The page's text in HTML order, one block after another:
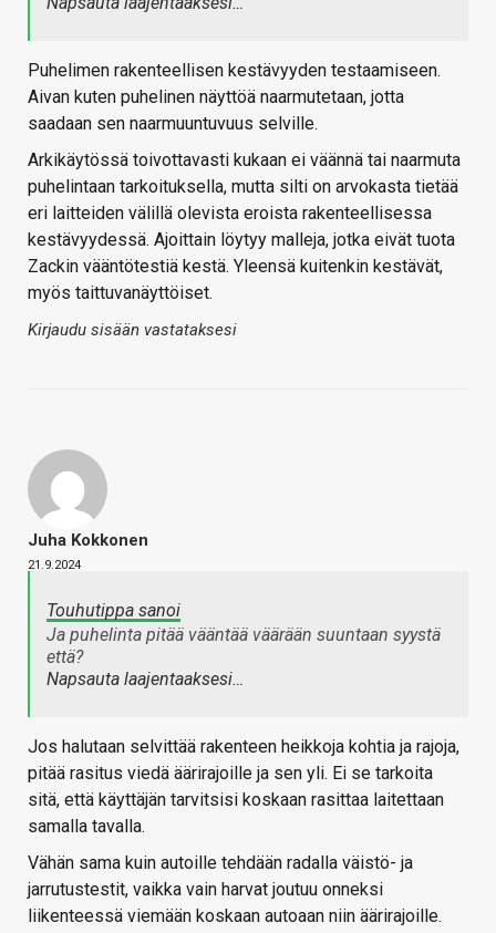
Puhelimen rakenteellisen kestävyyden testaamiseen.
Aivan kuten puhelinen näyttöä naarmutetaan, jotta
saadaan sen naarmuuntuvuus selville.
Arkikäytössä toivottavasti kukaan ei väännä tai naarmuta
puhelintaan tarkoituksella, mutta silti on arvokasta tietää
eri laitteiden välillä olevista eroista rakenteellisessa
kestävyydessä. Ajoittain löytyy malleja, jotka eivät tuota
Zackin vääntötestiä kestä. Yleensä kuitenkin kestävät,
myös taittuvanäyttöiset.
Kirjaudu sisään vastataksesi
Juha Kokkonen
21.9.2024
Touhutippa sanoi
Ja puhelinta pitää vääntää väärään suuntaan syystä
että?
Napsauta laajentaaksesi…
Jos halutaan selvittää rakenteen heikkoja kohtia ja rajoja,
pitää rasitus viedä äärirajoille ja sen yli. Ei se tarkoita
sitä, että käyttäjän tarvitsisi koskaan rasittaa laitettaan
samalla tavalla.
Vähän sama kuin autoille tehdään radalla väistö- ja
jarrutustestit, vaikka vain harvat joutuu onneksi
liikenteessä viemään koskaan autoaan niin äärirajoille.